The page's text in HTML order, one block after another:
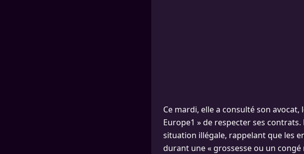
Ce mardi, elle a consulté son
Europe1 » de respecter ses
situation illégale, rappelant que les
durant une « grossesse ou un congé